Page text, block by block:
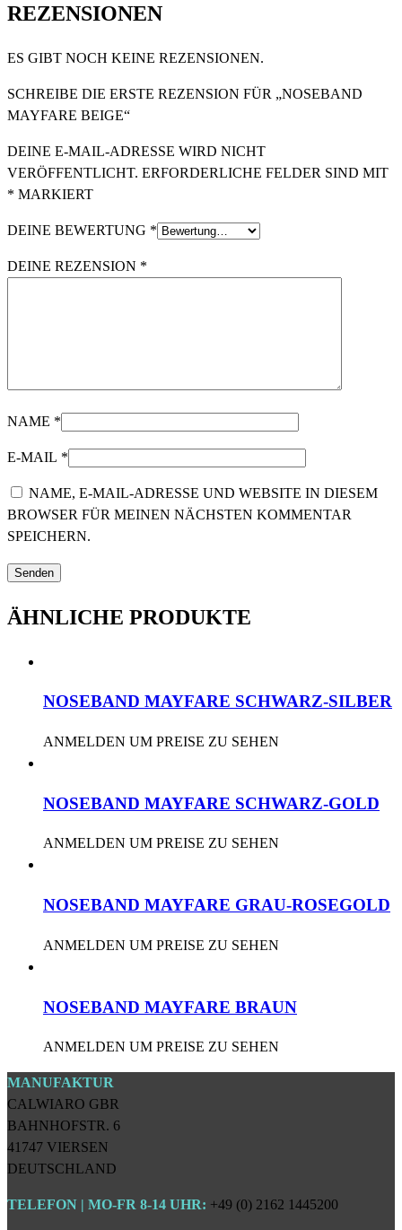
REZENSIONEN
ES GIBT NOCH KEINE REZENSIONEN.
SCHREIBE DIE ERSTE REZENSION FÜR „NOSEBAND
MAYFARE BEIGE“
DEINE E-MAIL-ADRESSE WIRD NICHT
VERÖFFENTLICHT. ERFORDERLICHE FELDER SIND MIT
* MARKIERT
DEINE BEWERTUNG *
DEINE REZENSION *
NAME *
E-MAIL *
NAME, E-MAIL-ADRESSE UND WEBSITE IN DIESEM
BROWSER FÜR MEINEN NÄCHSTEN KOMMENTAR
SPEICHERN.
ÄHNLICHE PRODUKTE
NOSEBAND MAYFARE SCHWARZ-SILBER
ANMELDEN UM PREISE ZU SEHEN
NOSEBAND MAYFARE SCHWARZ-GOLD
ANMELDEN UM PREISE ZU SEHEN
NOSEBAND MAYFARE GRAU-ROSEGOLD
ANMELDEN UM PREISE ZU SEHEN
NOSEBAND MAYFARE BRAUN
ANMELDEN UM PREISE ZU SEHEN
MANUFAKTUR
CALWIARO GBR
BAHNHOFSTR. 6
41747 VIERSEN
DEUTSCHLAND
TELEFON | MO-FR 8-14 UHR: +49 (0) 2162 1445200